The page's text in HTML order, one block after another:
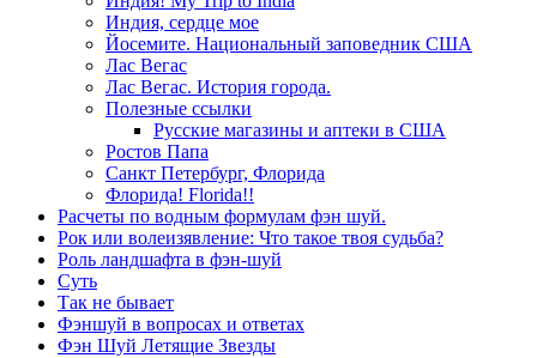
Индия, сердце мое
Йосемите. Национальный заповедник США
Лас Вегас
Лас Вегас. История города.
Полезные ссылки
Русские магазины и аптеки в США
Ростов Папа
Санкт Петербург, Флорида
Флорида! Florida!!
Расчеты по водным формулам фэн шуй.
Рок или волеизявление: Что такое твоя судьба?
Роль ландшафта в фэн-шуй
Суть
Так не бывает
Фэншуй в вопросах и ответах
Фэн Шуй Летящие Звезды